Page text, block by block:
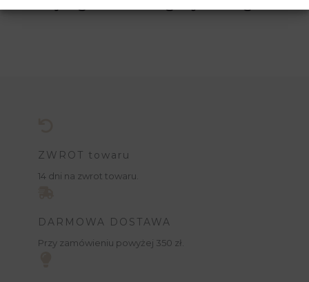
ZWROT towaru
14 dni na zwrot towaru.
DARMOWA DOSTAWA
Przy zamówieniu powyżej 350 zł.